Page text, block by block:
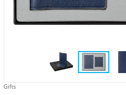
Gifts